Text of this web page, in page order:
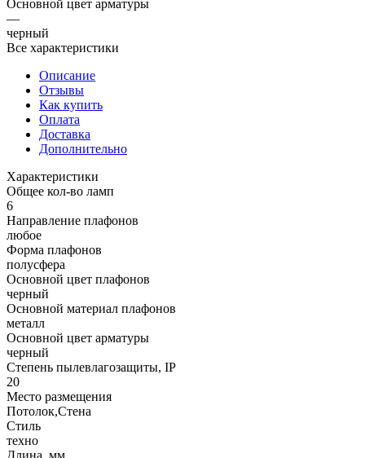
Основной цвет арматуры
—
черный
Все характеристики
Описание
Отзывы
Как купить
Оплата
Доставка
Дополнительно
Характеристики
Общее кол-во ламп
6
Направление плафонов
любое
Форма плафонов
полусфера
Основной цвет плафонов
черный
Основной материал плафонов
металл
Основной цвет арматуры
черный
Степень пылевлагозащиты, IP
20
Место размещения
Потолок,Стена
Стиль
техно
Длина, мм